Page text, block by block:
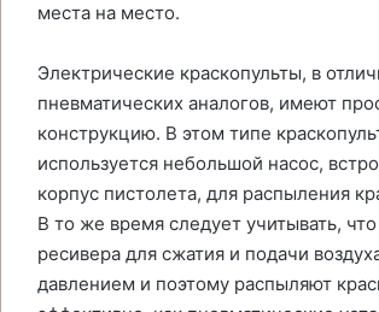
места на место.
Электрические краскопульты, в
пневматических аналогов, имеют
конструкцию. В этом типе
используется небольшой насос,
корпус пистолета, для распыления
В то же время следует учитывать,
ресивера для сжатия и подачи
давлением и поэтому распыляют